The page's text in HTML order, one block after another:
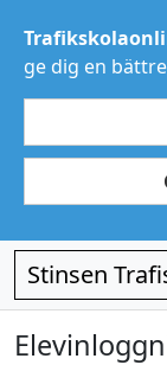
ge dig en
Stinsen